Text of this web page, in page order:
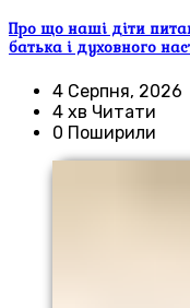
Про що наші діти
батька і духовного
4 Серпня, 2026
4 хв Читати
0 Поширили